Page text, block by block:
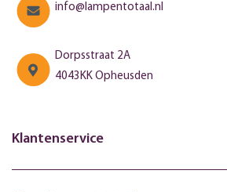
info@lampentotaal.nl
Dorpsstraat 2A
4043KK Opheusden
Klantenservice